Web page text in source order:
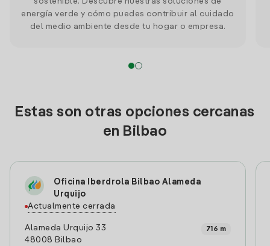
energía verde y cómo puedes contribuir al cuidado
del medio ambiente desde tu hogar o empresa.
Estas son otras opciones cercanas
en Bilbao
Oficina Iberdrola Bilbao Alameda
Urquijo
Actualmente cerrada
Alameda Urquijo 33
48008 Bilbao
716 m